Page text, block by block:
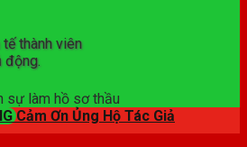
thành viên
động.
Cảm Ơn Ủng Hộ Tác Giả